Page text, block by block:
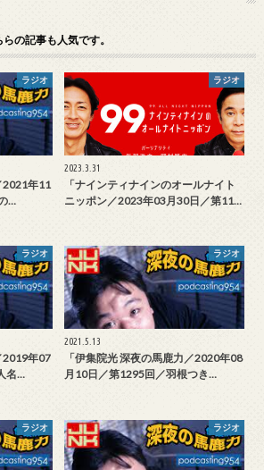
らの記事も人気です。
ラジオ
2021年11
…
ラジオ
2023.3.31
「ナインティナインのオールナイト
ニッポン／2023年03月30日／第11…
ラジオ
2019年07
名…
ラジオ
2021.5.13
「伊集院光 深夜の馬鹿力／2020年08
月10日／第1295回／羽根つき…
ラジオ ラジオ